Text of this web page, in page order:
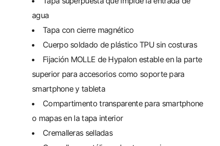
agua
Tapa con cierre magnético
Cuerpo soldado de plástico TPU sin costuras
Fijación MOLLE de Hypalon estable en la parte
superior para accesorios como soporte para
smartphone y tableta
Compartimento transparente para smartphone
o mapas en la tapa interior
Cremalleras selladas